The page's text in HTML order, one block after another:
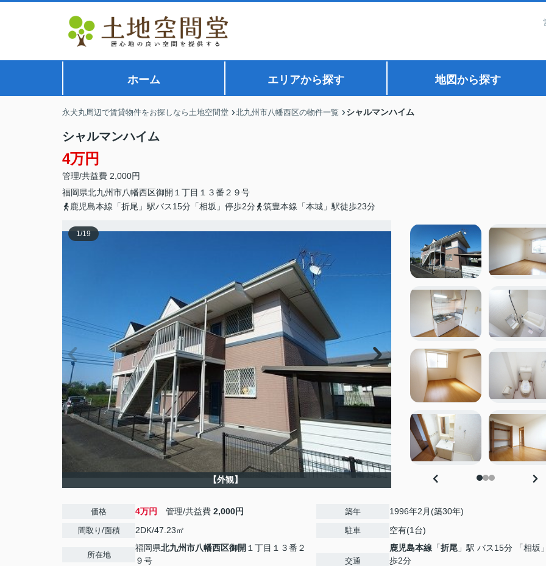
ホーム エリアから探す 地図から探す
永犬丸周辺で賃貸物件をお探しなら土地空間堂 北九州市八幡西区の物件一覧 シャルマンハイム
シャルマンハイム
4万円
管理/共益費 2,000円
福岡県北九州市八幡西区御開 １丁目１３番２９号
鹿児島本線「折尾」駅バス15分「相坂」停歩2分
筑豊本線「本城」駅徒歩23分
1/19
【外観】
価格 4万円 管理/共益費 2,000円
間取り/面積 2DK/47.23㎡
所在地
福岡県北九州市八幡西区御開 １丁目１３番２
９号
築年 1996年2月(築30年)
駐車 空有(1台)
交通
鹿児島本線 「折尾 」駅 バス15分 「相坂
歩2分